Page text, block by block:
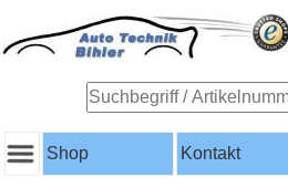
Shop Kontakt